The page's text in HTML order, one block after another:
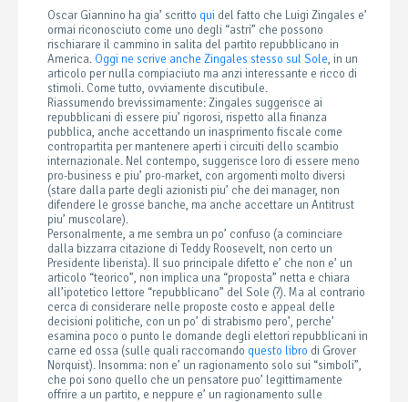
Oscar Giannino ha gia’ scritto qui del fatto che Luigi Zingales e’
ormai riconosciuto come uno degli “astri” che possono
rischiarare il cammino in salita del partito repubblicano in
America. Oggi ne scrive anche Zingales stesso sul Sole, in un
articolo per nulla compiaciuto ma anzi interessante e ricco di
stimoli. Come tutto, ovviamente discutibule.
Riassumendo brevissimamente: Zingales suggerisce ai
repubblicani di essere piu’ rigorosi, rispetto alla finanza
pubblica, anche accettando un inasprimento fiscale come
contropartita per mantenere aperti i circuiti dello scambio
internazionale. Nel contempo, suggerisce loro di essere meno
pro-business e piu’ pro-market, con argomenti molto diversi
(stare dalla parte degli azionisti piu’ che dei manager, non
difendere le grosse banche, ma anche accettare un Antitrust
piu’ muscolare).
Personalmente, a me sembra un po’ confuso (a cominciare
dalla bizzarra citazione di Teddy Roosevelt, non certo un
Presidente liberista). Il suo principale difetto e’ che non e’ un
articolo “teorico”, non implica una “proposta” netta e chiara
all’ipotetico lettore “repubblicano” del Sole (?). Ma al contrario
cerca di considerare nelle proposte costo e appeal delle
decisioni politiche, con un po’ di strabismo pero’, perche’
esamina poco o punto le domande degli elettori repubblicani in
carne ed ossa (sulle quali raccomando questo libro di Grover
Norquist). Insomma: non e’ un ragionamento solo sui “simboli”,
che poi sono quello che un pensatore puo’ legittimamente
offrire a un partito, e neppure e’ un ragionamento sulle